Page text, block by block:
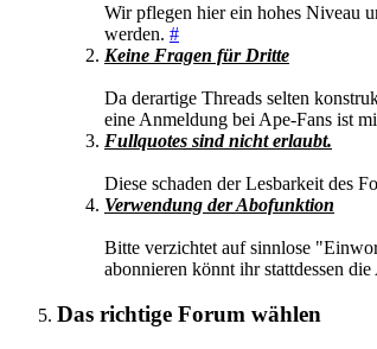
Wir pflegen hier ein hohes Niveau
werden. #
Keine Fragen für Dritte
Da derartige Threads selten
eine Anmeldung bei Ape-Fans ist
Fullquotes sind nicht erlaubt.
Diese schaden der Lesbarkeit des
Verwendung der Abofunktion
Bitte verzichtet auf sinnlose
abonnieren könnt ihr stattdessen
Das richtige Forum wählen